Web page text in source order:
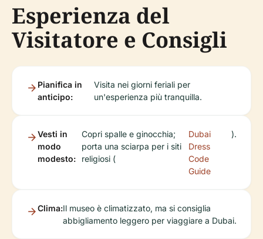
Esperienza del
Visitatore e Consigli
Pianifica in
anticipo:
Visita nei giorni feriali per
un'esperienza più tranquilla.
Vesti in
modo
modesto:
Copri spalle e ginocchia;
porta una sciarpa per i siti
religiosi (
Dubai
Dress
Code
Guide
).
Clima:Il museo è climatizzato, ma si consiglia
abbigliamento leggero per viaggiare a Dubai.